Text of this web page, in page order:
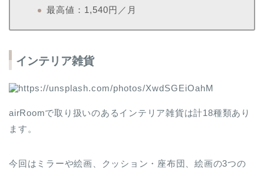
最高値：1,540円／月
インテリア雑貨
airRoomで取り扱いのあるインテリア雑貨は計18種類あり
ます。
今回はミラーや絵画、クッション・座布団、絵画の3つの